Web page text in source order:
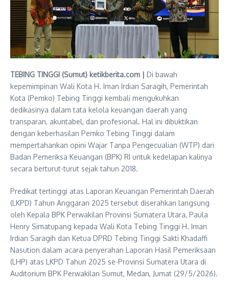
TEBING TINGGI (Sumut) ketikberita.com | Di bawah
kepemimpinan Wali Kota H. Iman Irdian Saragih, Pemerintah
Kota (Pemko) Tebing Tinggi kembali mengukuhkan
dedikasinya dalam tata kelola keuangan daerah yang
transparan, akuntabel, dan profesional. Hal ini dibuktikan
dengan keberhasilan Pemko Tebing Tinggi dalam
mempertahankan opini Wajar Tanpa Pengecualian (WTP) dari
Badan Pemeriksa Keuangan (BPK) RI untuk kedelapan kalinya
secara berturut-turut sejak tahun 2018.
Predikat tertinggi atas Laporan Keuangan Pemerintah Daerah
(LKPD) Tahun Anggaran 2025 tersebut diserahkan langsung
oleh Kepala BPK Perwakilan Provinsi Sumatera Utara, Paula
Henry Simatupang kepada Wali Kota Tebing Tinggi H. Iman
Irdian Saragih dan Ketua DPRD Tebing Tinggi Sakti Khadaffi
Nasution dalam acara penyerahan Laporan Hasil Pemeriksaan
(LHP) atas LKPD Tahun 2025 se-Provinsi Sumatera Utara di
Auditorium BPK Perwakilan Sumut, Medan, Jumat (29/5/2026).